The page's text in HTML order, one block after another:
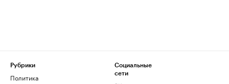
Рубрики
Политика
Социальные
сети